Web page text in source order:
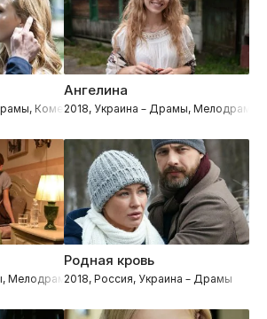
Комедии, Музыкальные
Ангелина
2018, Украина – Драмы, Мелодрамы
Мелодрамы
Родная кровь
2018, Россия, Украина – Драмы